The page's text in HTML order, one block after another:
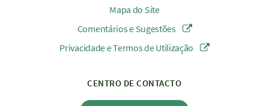
Mapa do Site
Comentários e Sugestões
Privacidade e Termos de Utilização
CENTRO DE CONTACTO